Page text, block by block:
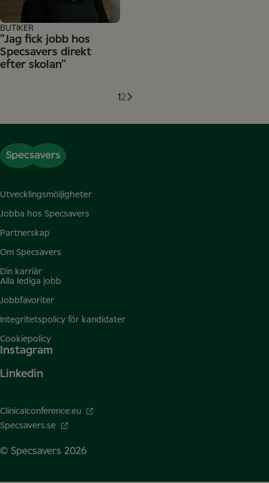
”Jag fick jobb hos
Specsavers direkt
efter skolan”
BUTIKER
12
Utvecklingsmöljigheter
Jobba hos Specsavers
Partnerskap
Om Specsavers
Din karriär
Alla lediga jobb
Jobbfavoriter
Integritetspolicy för kandidater
Cookiepolicy
Instagram
Linkedin
Clinicalconference.eu
Specsavers.se
© Specsavers 2026